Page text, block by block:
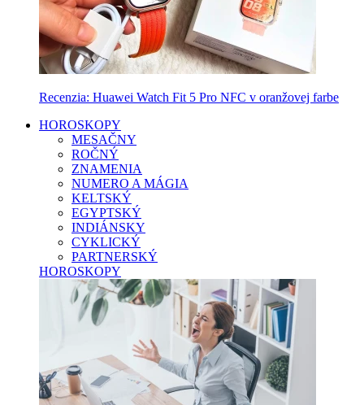
Recenzia: Huawei Watch Fit 5 Pro NFC v oranžovej farbe
HOROSKOPY
MESAČNY
ROČNÝ
ZNAMENIA
NUMERO A MÁGIA
KELTSKÝ
EGYPTSKÝ
INDIÁNSKY
CYKLICKÝ
PARTNERSKÝ
HOROSKOPY